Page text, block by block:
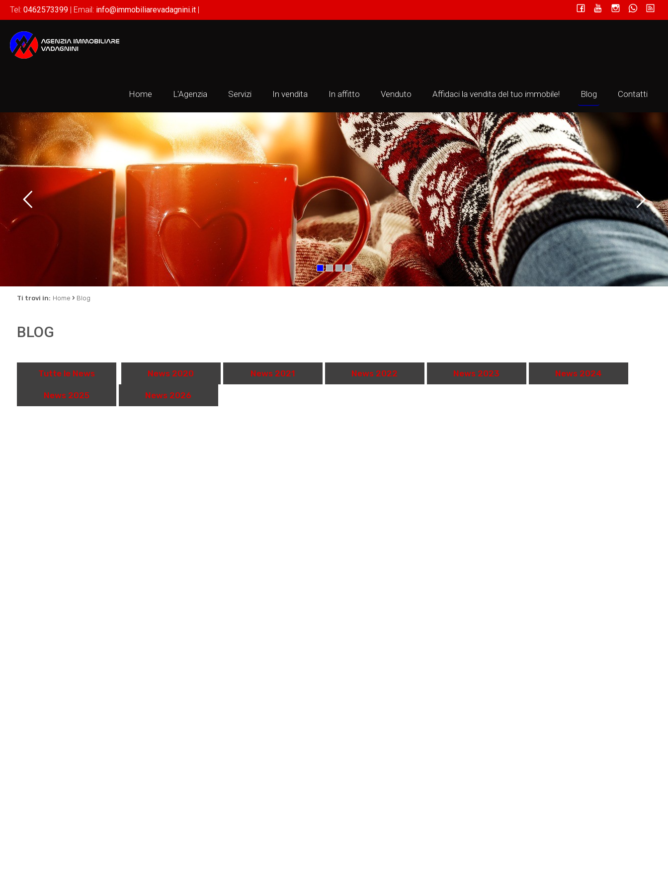
Home L'Agenzia Servizi In vendita In affitto Venduto Affidaci la vendita del tuo immobile! Blog Contatti
Tel: 0462573399 | Email: info@immobiliarevadagnini.it |
Ti trovi in: Home › Blog
BLOG
Tutte le News News 2020 News 2021 News 2022 News 2023 News 2024
News 2025 News 2026